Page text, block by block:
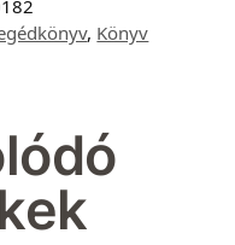
, Könyv